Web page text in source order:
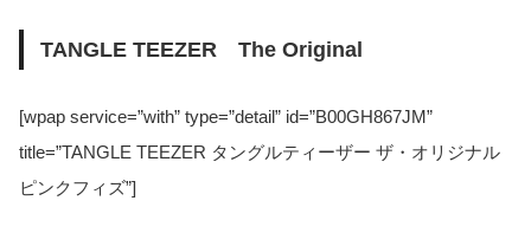
TANGLE TEEZER The Original
[wpap service=”with” type=”detail” id=”B00GH867JM”
title=”TANGLE TEEZER タングルティーザー ザ・オリジナル
ピンクフィズ”]